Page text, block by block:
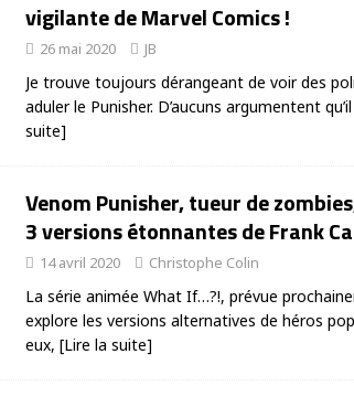
vigilante de Marvel Comics !
26 mai 2020 JB
Je trouve toujours dérangeant de voir des
aduler le Punisher. D’aucuns argumentent
suite]
Venom Punisher, tueur de
3 versions étonnantes de Frank
14 avril 2020 Christophe Colin
La série animée What If…?!, prévue
explore les versions alternatives de héros
eux, [Lire la suite]